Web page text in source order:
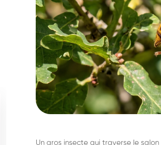
Un gros insecte qui traverse le